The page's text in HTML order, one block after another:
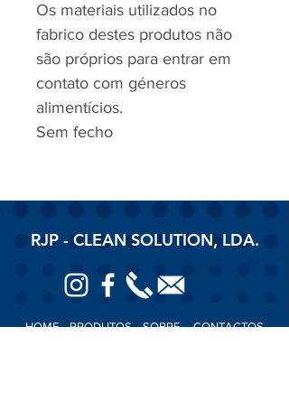
Os materiais utilizados no
fabrico destes produtos não
são próprios para entrar em
contato com géneros
alimentícios.
Sem fecho
RJP - CLEAN SOLUTION, LDA.
HOMEPRODUTOSSOBRE CONTACTOS